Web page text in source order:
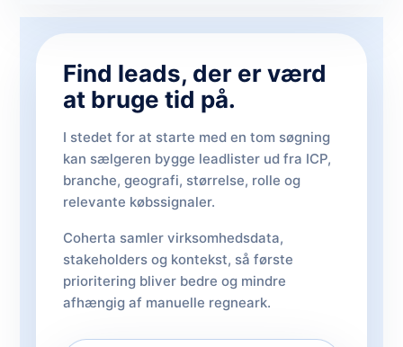
Find leads, der er værd
at bruge tid på.
I stedet for at starte med en tom søgning
kan sælgeren bygge leadlister ud fra ICP,
branche, geografi, størrelse, rolle og
relevante købssignaler.
Coherta samler virksomhedsdata,
stakeholders og kontekst, så første
prioritering bliver bedre og mindre
afhængig af manuelle regneark.